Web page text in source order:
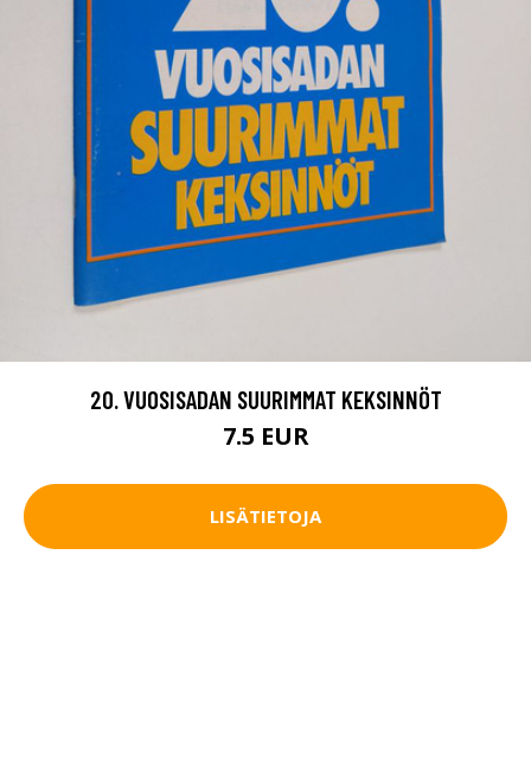
20. VUOSISADAN SUURIMMAT KEKSINNÖT
7.5 EUR
LISÄTIETOJA